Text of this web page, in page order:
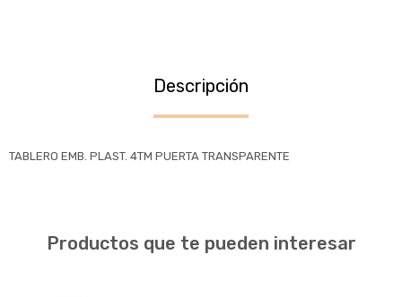
Descripción
TABLERO EMB. PLAST. 4TM PUERTA TRANSPARENTE
Productos que te pueden interesar